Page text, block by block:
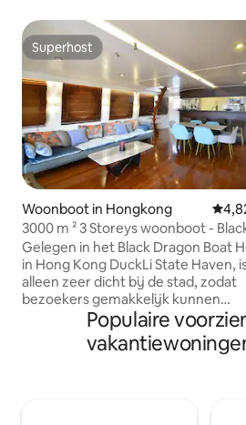
Superhost
Superhost
Woonboot in Hongkong
3000 m ² 3 Storeys woonboot -
Dragon
Gelegen in het Black Dragon Boat
in Hong Kong DuckLi State Haven,
alleen zeer dicht bij de stad, zodat
bezoekers gemakkelijk kunnen
navigeren tussen de bruisende
de rustige zeehaven, maar ook
het beroemde marinepark, de
Populaire